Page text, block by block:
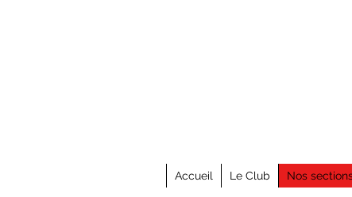
Accueil Le Club Nos